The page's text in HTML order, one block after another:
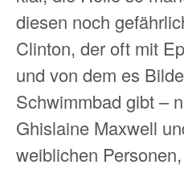
diesen noch
Clinton, der oft mit
und von dem es
Schwimmbad gibt –
Ghislaine Maxwell
weiblichen